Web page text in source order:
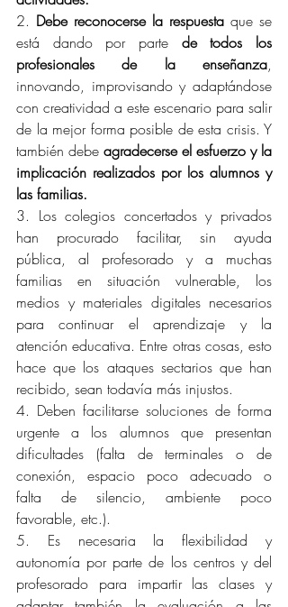
2. Debe reconocerse la respuesta que se
está dando por parte de todos los
profesionales de la enseñanza,
innovando, improvisando y adaptándose
con creatividad a este escenario para salir
de la mejor forma posible de esta crisis. Y
también debe agradecerse el esfuerzo y la
implicación realizados por los alumnos y
las familias.
3. Los colegios concertados y privados
han procurado facilitar, sin ayuda
pública, al profesorado y a muchas
familias en situación vulnerable, los
medios y materiales digitales necesarios
para continuar el aprendizaje y la
atención educativa. Entre otras cosas, esto
hace que los ataques sectarios que han
recibido, sean todavía más injustos.
4. Deben facilitarse soluciones de forma
urgente a los alumnos que presentan
dificultades (falta de terminales o de
conexión, espacio poco adecuado o
falta de silencio, ambiente poco
favorable, etc.).
5. Es necesaria la flexibilidad y
autonomía por parte de los centros y del
profesorado para impartir las clases y